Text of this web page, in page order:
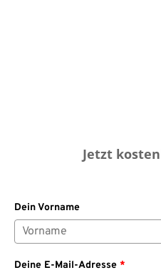
Jetzt
Dein Vorname
Deine E-Mail-Adresse *